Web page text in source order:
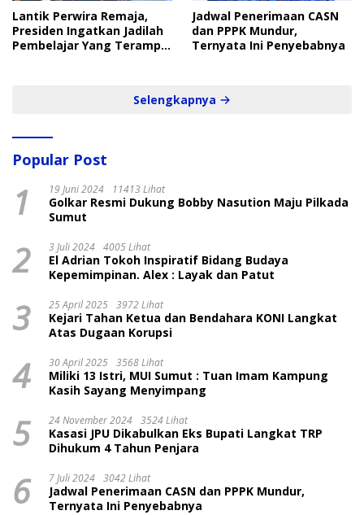
Lantik Perwira Remaja,
Presiden Ingatkan Jadilah
Pembelajar Yang Terampil
Jadwal Penerimaan CASN
dan PPPK Mundur,
Ternyata Ini Penyebabnya
Selengkapnya
Popular Post
1 19 Juni 2024 11413 Lihat
Golkar Resmi Dukung Bobby Nasution Maju Pilkada
Sumut
2 3 Juli 2024 4005 Lihat
El Adrian Tokoh Inspiratif Bidang Budaya
Kepemimpinan. Alex : Layak dan Patut
3 25 April 2025 3972 Lihat
Kejari Tahan Ketua dan Bendahara KONI Langkat
Atas Dugaan Korupsi
4 30 April 2025 3568 Lihat
Miliki 13 Istri, MUI Sumut : Tuan Imam Kampung
Kasih Sayang Menyimpang
5 24 November 2024 3524 Lihat
Kasasi JPU Dikabulkan Eks Bupati Langkat TRP
Dihukum 4 Tahun Penjara
6 7 Juli 2024 3042 Lihat
Jadwal Penerimaan CASN dan PPPK Mundur,
Ternyata Ini Penyebabnya